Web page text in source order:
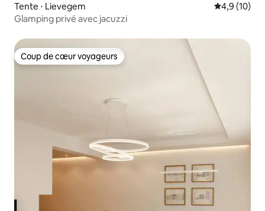
Tente ⋅ Lievegem Évaluation
4,9 (10)
Glamping privé avec jacuzzi
Coup de cœur voyageurs
Coup de cœur voyageurs